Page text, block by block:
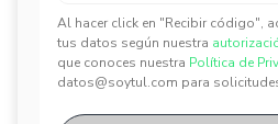
Al hacer click en "Recibir código",
tus datos según nuestra
que conoces nuestra Política de
datos@soytul.com para